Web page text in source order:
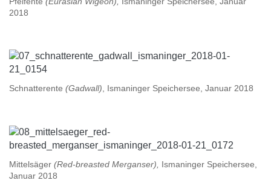
2018
Schnatterente (Gadwall), Ismaninger Speichersee, Januar 2018
Mittelsäger (Red-breasted Merganser), Ismaninger Speichersee,
Januar 2018